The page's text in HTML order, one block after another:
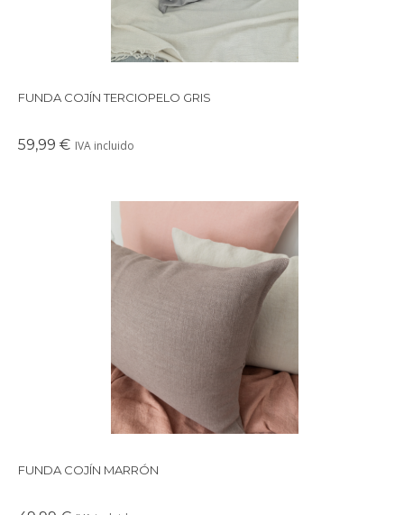
FUNDA COJÍN TERCIOPELO GRIS
59,99 € IVA incluido
Funda de cojín 100% lino natural en tonos marrón chocolate.
FUNDA COJÍN MARRÓN